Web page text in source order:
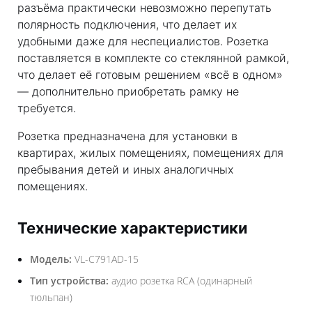
разъёма практически невозможно перепутать
полярность подключения, что делает их
удобными даже для неспециалистов. Розетка
поставляется в комплекте со стеклянной рамкой,
что делает её готовым решением «всё в одном»
— дополнительно приобретать рамку не
требуется.
Розетка предназначена для установки в
квартирах, жилых помещениях, помещениях для
пребывания детей и иных аналогичных
помещениях.
Технические характеристики
Модель: VL-C791AD-15
Тип устройства: аудио розетка RCA (одинарный
тюльпан)